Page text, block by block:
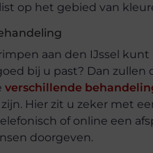
op het gebied van
aan den IJssel
bij u past? Dan zullen
verschillende
Hier zit u zeker met
of online een
doorgeven.